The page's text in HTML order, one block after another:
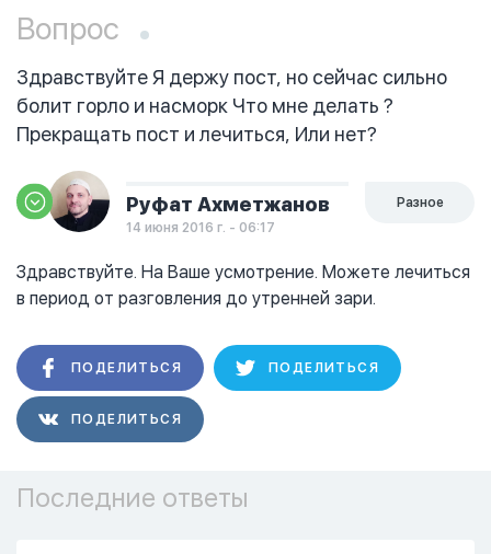
Вопрос
Здравствуйте Я держу пост, но сейчас сильно
болит горло и насморк Что мне делать ?
Прекращать пост и лечиться, Или нет?
Руфат Ахметжанов
14 июня 2016 г. - 06:17
Разное
Здравствуйте. На Ваше усмотрение. Можете лечиться
в период от разговления до утренней зари.
ПОДЕЛИТЬСЯ ПОДЕЛИТЬСЯ
ПОДЕЛИТЬСЯ
Последние ответы